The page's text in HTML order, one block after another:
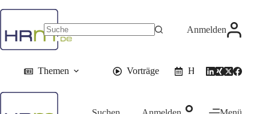
Inhalt
Anmelden
Themen Vorträge HR-Events